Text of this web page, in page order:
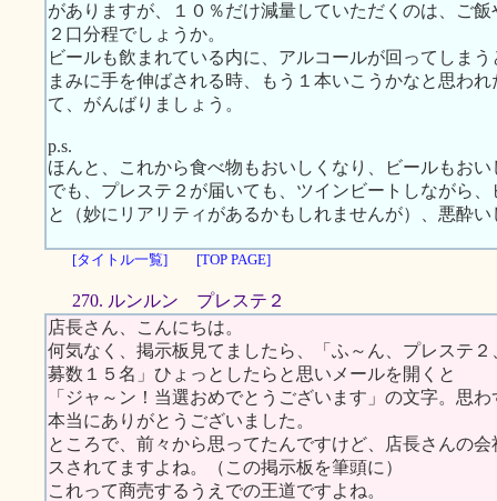
がありますが、１０％だけ減量していただくのは、ご
２口分程でしょうか。
ビールも飲まれている内に、アルコールが回ってしま
まみに手を伸ばされる時、もう１本いこうかなと思わ
て、がんばりましょう。
p.s.
ほんと、これから食べ物もおいしくなり、ビールもお
でも、プレステ２が届いても、ツインビートしながら
と（妙にリアリティがあるかもしれませんが）、悪酔
[タイトル一覧] [TOP PAGE]
270. ルンルン プレステ２
店長さん、こんにちは。
何気なく、掲示板見てましたら、「ふ～ん、プレステ
募数１５名」ひょっとしたらと思いメールを開くと
「ジャ～ン！当選おめでとうございます」の文字。思
本当にありがとうございました。
ところで、前々から思ってたんですけど、店長さんの
スされてますよね。（この掲示板を筆頭に）
これって商売するうえでの王道ですよね。